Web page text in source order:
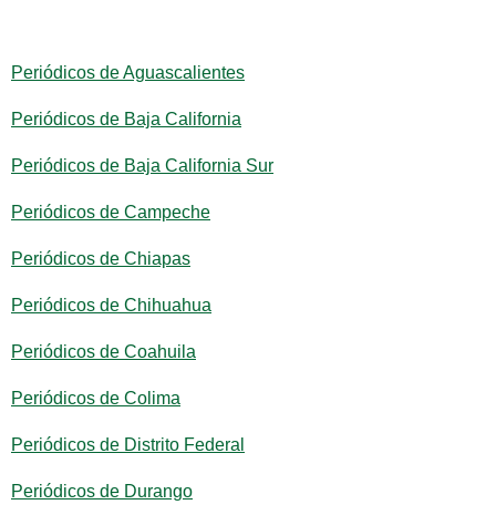
Periódicos de Aguascalientes
Periódicos de Baja California
Periódicos de Baja California Sur
Periódicos de Campeche
Periódicos de Chiapas
Periódicos de Chihuahua
Periódicos de Coahuila
Periódicos de Colima
Periódicos de Distrito Federal
Periódicos de Durango